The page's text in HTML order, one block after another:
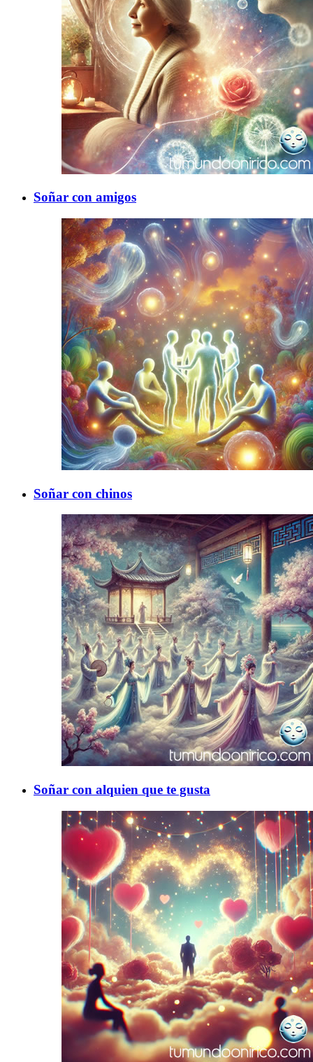
Soñar con amigos
Soñar con chinos
Soñar con alquien que te gusta